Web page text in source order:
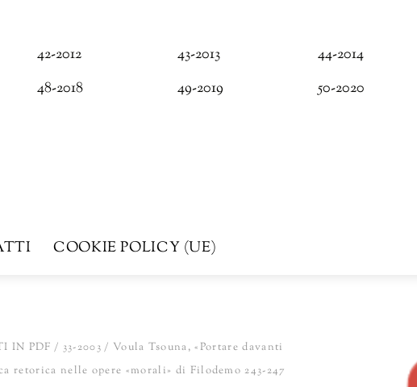
42-2012 43-2013 44-2014
48-2018 49-2019 50-2020
COOKIE POLICY (UE)
IN PDF / 33-2003/ Voula Tsouna, «Portare davanti
retorica nelle opere «morali» di Filodemo 243-247